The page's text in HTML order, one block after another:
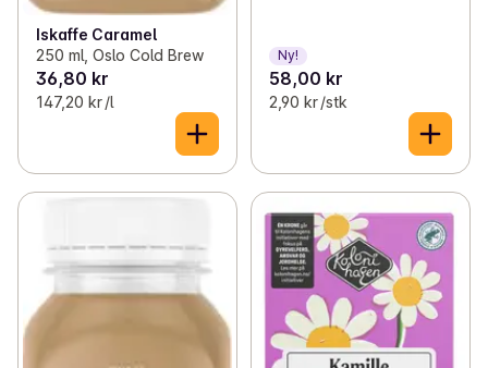
Iskaffe Caramel
250 ml, Oslo Cold Brew
36,80 kr
147,20 kr /l
Ny!
58,00 kr
2,90 kr /stk